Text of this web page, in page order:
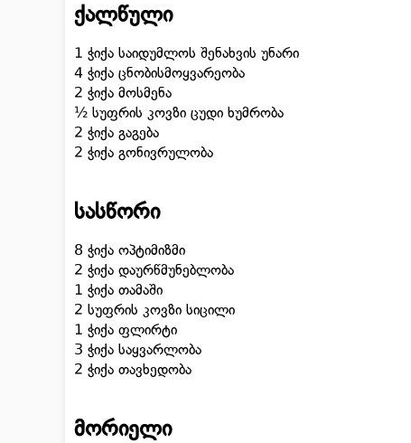
ქალწული
1 ჭიქა საიდუმლოს შენახვის უნარი
4 ჭიქა ცნობისმოყვარეობა
2 ჭიქა მოსმენა
½ სუფრის კოვზი ცუდი ხუმრობა
2 ჭიქა გაგება
2 ჭიქა გონივრულობა
სასწორი
8 ჭიქა ოპტიმიზმი
2 ჭიქა დაურწმუნებლობა
1 ჭიქა თამაში
2 სუფრის კოვზი სიცილი
1 ჭიქა ფლირტი
3 ჭიქა საყვარლობა
2 ჭიქა თავხედობა
მორიელი